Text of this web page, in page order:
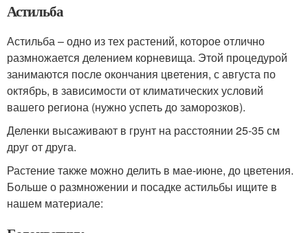
Астильба
Астильба – одно из тех растений, которое отлично
размножается делением корневища. Этой процедурой
занимаются после окончания цветения, с августа по
октябрь, в зависимости от климатических условий
вашего региона (нужно успеть до заморозков).
Деленки высаживают в грунт на расстоянии 25-35 см
друг от друга.
Растение также можно делить в мае-июне, до цветения.
Больше о размножении и посадке астильбы ищите в
нашем материале: